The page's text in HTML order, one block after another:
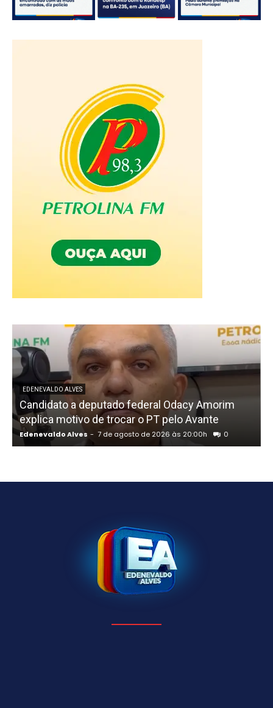
EDENEVALDO ALVES
Candidato a deputado federal Odacy Amorim
explica motivo de trocar o PT pelo Avante
Edenevaldo Alves - 7 de agosto de 2026 às 20:00h 0